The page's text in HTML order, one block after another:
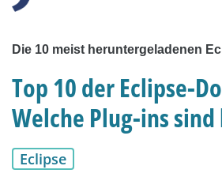
Die 10 meist heruntergeladenen
Top 10 der Eclipse-
Welche Plug-ins
Eclipse